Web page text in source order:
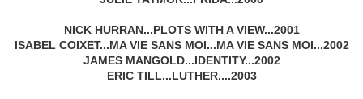
NICK HURRAN...PLOTS WITH A VIEW...2001
ISABEL COIXET...MA VIE SANS MOI...MA VIE SANS MOI...2002
JAMES MANGOLD...IDENTITY...2002
ERIC TILL...LUTHER....2003